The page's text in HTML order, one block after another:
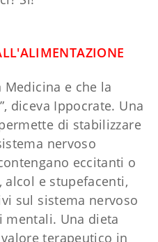
Medicina e che la
diceva Ippocrate. Una
di stabilizzare
nervoso
eccitanti o
alcol e stupefacenti,
sul sistema nervoso
mentali. Una dieta
terapeutico in